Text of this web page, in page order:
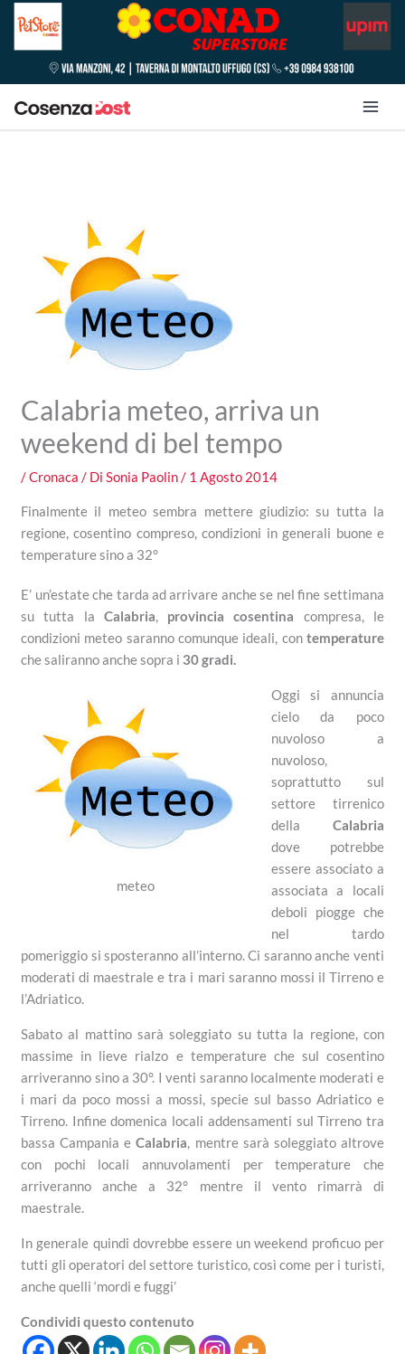
Calabria meteo, arriva un
weekend di bel tempo
/Cronaca / DiSonia Paolin/ 1 Agosto 2014
Finalmente il meteo sembra mettere giudizio: su tutta la
regione, cosentino compreso, condizioni in generali buone e
temperature sino a 32°
E’ un’estate che tarda ad arrivare anche se nel fine settimana
su tutta la Calabria, provincia cosentina compresa, le
condizioni meteo saranno comunque ideali, con temperature
che saliranno anche sopra i 30 gradi.
meteo
Oggi si annuncia
cielo da poco
nuvoloso a
nuvoloso,
soprattutto sul
settore tirrenico
della Calabria
dove potrebbe
essere associato a
associata a locali
deboli piogge che
nel tardo
pomeriggio si sposteranno all’interno. Ci saranno anche venti
moderati di maestrale e tra i mari saranno mossi il Tirreno e
l’Adriatico.
Sabato al mattino sarà soleggiato su tutta la regione, con
massime in lieve rialzo e temperature che sul cosentino
arriveranno sino a 30°. I venti saranno localmente moderati e
i mari da poco mossi a mossi, specie sul basso Adriatico e
Tirreno. Infine domenica locali addensamenti sul Tirreno tra
bassa Campania eCalabria, mentre sarà soleggiato altrove
con pochi locali annuvolamenti per temperature che
arriveranno anche a 32° mentre il vento rimarrà di
maestrale.
In generale quindi dovrebbe essere un weekend proficuo per
tutti gli operatori del settore turistico, così come per i turisti,
anche quelli ‘mordi e fuggi’
Condividi questo contenuto